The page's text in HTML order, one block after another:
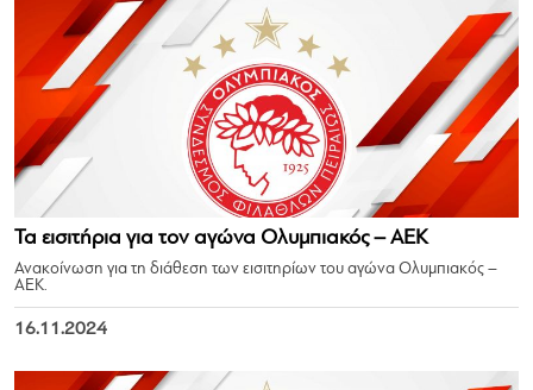
Τα εισιτήρια για τον αγώνα Ολυμπιακός – ΑΕΚ
Ανακοίνωση για τη διάθεση των εισιτηρίων του αγώνα Ολυμπιακός –
AEK.
16.11.2024